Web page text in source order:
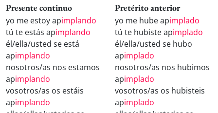
Presente continuo
yo me estoy apimplando
tú te estás apimplando
él/ella/usted se está
apimplando
nosotros/as nos estamos
apimplando
vosotros/as os estáis
apimplando
Pretérito anterior
yo me hube apimplado
tú te hubiste apimplado
él/ella/usted se hubo
apimplado
nosotros/as nos hubimos
apimplado
vosotros/as os hubisteis
apimplado